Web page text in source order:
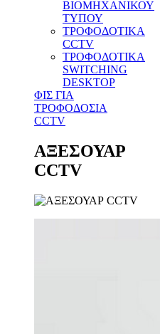
ΒΙΟΜΗΧΑΝΙΚΟΥ
ΤΥΠΟΥ
ΤΡΟΦΟΔΟΤΙΚΑ
CCTV
ΤΡΟΦΟΔΟΤΙΚΑ
SWITCHING
DESKTOP
ΦΙΣ ΓΙΑ
ΤΡΟΦΟΔΟΣΙΑ
CCTV
ΑΞΕΣΟΥΑΡ
CCTV